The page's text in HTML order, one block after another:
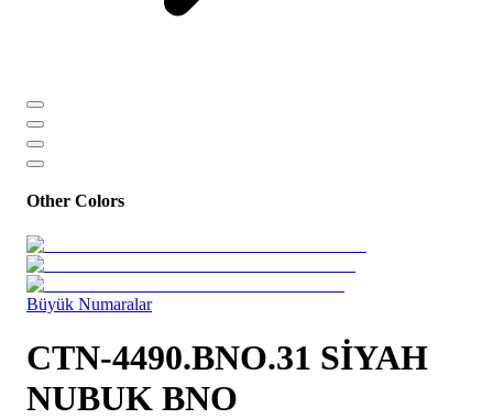
Other Colors
Büyük Numaralar
CTN-4490.BNO.31 SİYAH
NUBUK BNO